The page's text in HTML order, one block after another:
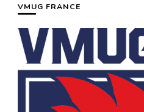
VMUG FRANCE